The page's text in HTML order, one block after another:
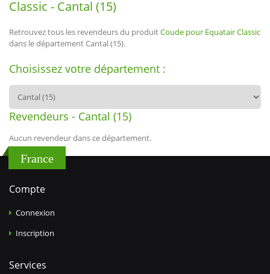
Classic - Cantal (15)
Retrouvez tous les revendeurs du produitCoude pour Equatair Classic
dans le département Cantal (15).
Choisissez votre département :
Revendeurs - Cantal (15)
Aucun revendeur dans ce département.
France
Compte
Connexion
Inscription
Services